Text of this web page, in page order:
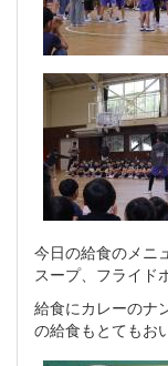
今日の給食のメニ
スープ、フライド
給食にカレーのナ
の給食もとてもお